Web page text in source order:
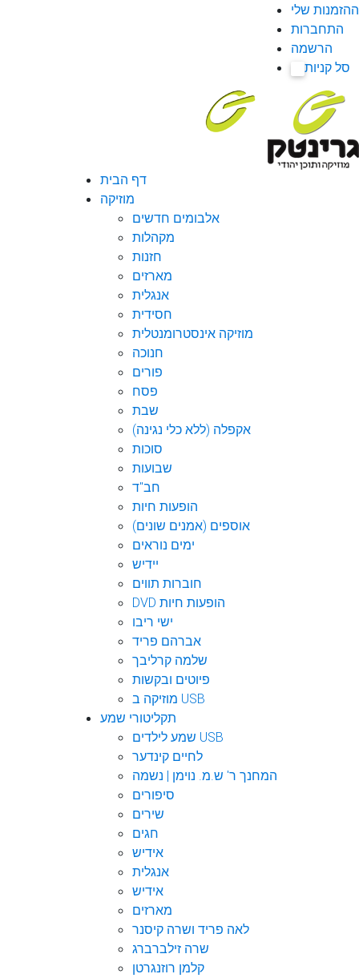
ההזמנות שלי
התחברות
הרשמה
סל קניות
דף הבית
מוזיקה
אלבומים חדשים
מקהלות
חזנות
מארזים
אנגלית
חסידית
מוזיקה אינסטרומנטלית
חנוכה
פורים
פסח
שבת
אקפלה (ללא כלי נגינה)
סוכות
שבועות
חב"ד
הופעות חיות
אוספים (אמנים שונים)
ימים נוראים
יידיש
חוברות תווים
DVD הופעות חיות
ישי ריבו
אברהם פריד
שלמה קרליבך
פיוטים ובקשות
מוזיקה ב USB
תקליטורי שמע
שמע לילדים USB
לחיים קינדער
המחנך ר' ש.מ. נוימן | נשמה
סיפורים
שירים
חגים
אידיש
אנגלית
אידיש
מארזים
לאה פריד ושרה קיסנר
שרה זילברברג
קלמן רוזנגרטן